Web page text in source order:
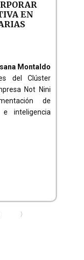
EN
Montaldo
del Clúster
Not Nini
de
e inteligencia
〉